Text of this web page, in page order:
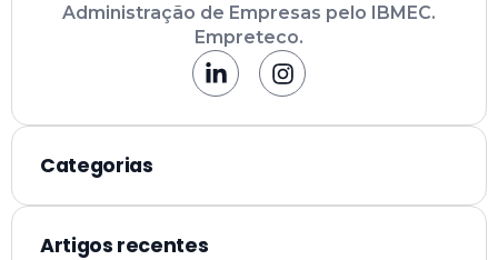
Administração de Empresas pelo IBMEC.
Empreteco.
Categorias
Artigos recentes